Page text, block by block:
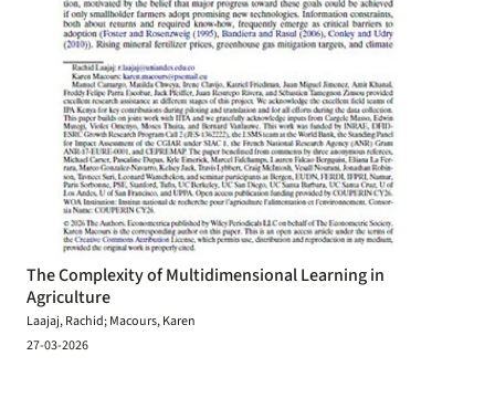
The Complexity of Multidimensional Learning in
Agriculture
Laajaj, Rachid; Macours, Karen
27-03-2026